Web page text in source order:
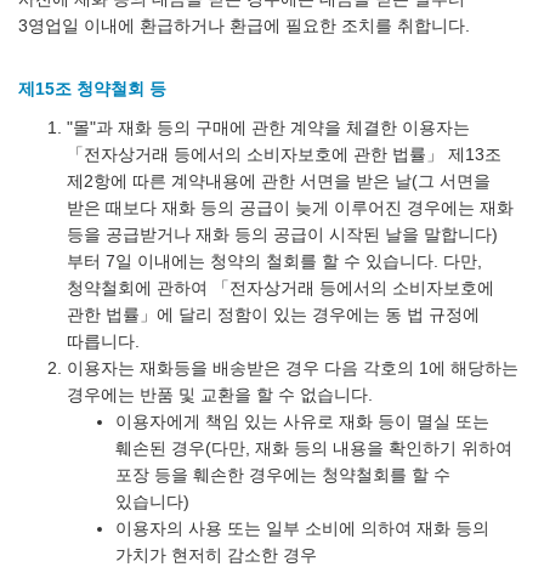
3영업일 이내에 환급하거나 환급에 필요한 조치를 취합니다.
제15조 청약철회 등
"몰"과 재화 등의 구매에 관한 계약을 체결한 이용자는
「전자상거래 등에서의 소비자보호에 관한 법률」 제13조
제2항에 따른 계약내용에 관한 서면을 받은 날(그 서면을
받은 때보다 재화 등의 공급이 늦게 이루어진 경우에는 재화
등을 공급받거나 재화 등의 공급이 시작된 날을 말합니다)
부터 7일 이내에는 청약의 철회를 할 수 있습니다. 다만,
청약철회에 관하여 「전자상거래 등에서의 소비자보호에
관한 법률」에 달리 정함이 있는 경우에는 동 법 규정에
따릅니다.
이용자는 재화등을 배송받은 경우 다음 각호의 1에 해당하는
경우에는 반품 및 교환을 할 수 없습니다.
이용자에게 책임 있는 사유로 재화 등이 멸실 또는
훼손된 경우(다만, 재화 등의 내용을 확인하기 위하여
포장 등을 훼손한 경우에는 청약철회를 할 수
있습니다)
이용자의 사용 또는 일부 소비에 의하여 재화 등의
가치가 현저히 감소한 경우